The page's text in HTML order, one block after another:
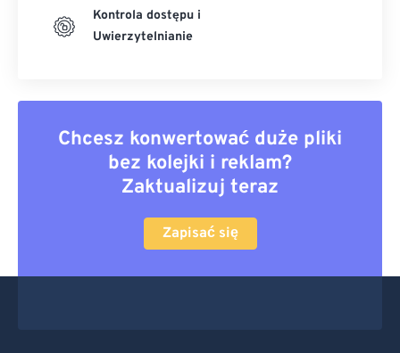
Kontrola dostępu i
Uwierzytelnianie
Chcesz konwertować duże pliki
bez kolejki i reklam?
Zaktualizuj teraz
Zapisać się